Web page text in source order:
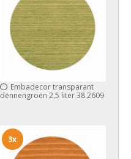
Embadecor transparant
dennengroen 2,5 liter 38.2609
3x